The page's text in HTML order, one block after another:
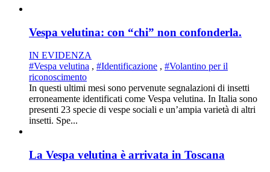
Vespa velutina: con “chi” non confonderla.
IN EVIDENZA
#Vespa velutina , #Identificazione , #Volantino per il
riconoscimento
In questi ultimi mesi sono pervenute segnalazioni di insetti
erroneamente identificati come Vespa velutina. In Italia sono
presenti 23 specie di vespe sociali e un’ampia varietà di altri
insetti. Spe...
La Vespa velutina è arrivata in Toscana